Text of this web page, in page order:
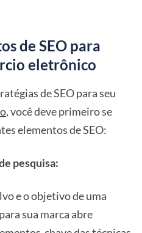
de SEO para
eletrônico
de SEO para seu
, você deve primeiro se
elementos de SEO:
pesquisa:
e o objetivo de uma
sua marca abre